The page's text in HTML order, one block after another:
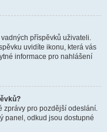
příspěvků uživateli.
uvidíte ikonu, která vás
informace pro nahlášení
zprávy pro pozdější odeslání.
panel, odkud jsou dostupné